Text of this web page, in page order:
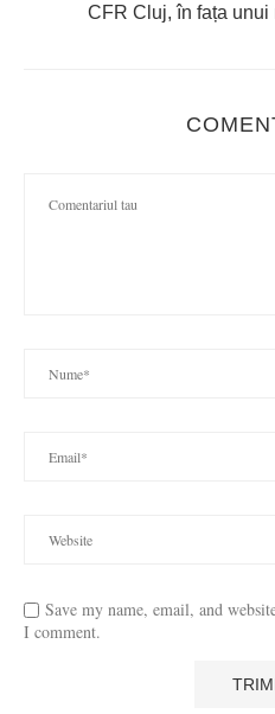
CFR Cluj, în fața unui
Save my name, email, and
I comment.